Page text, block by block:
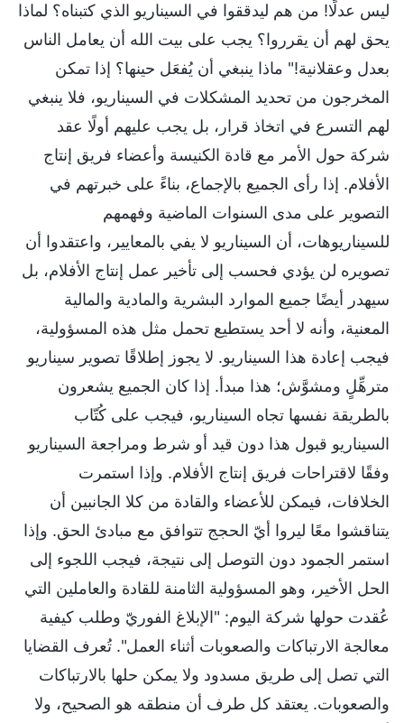
ليس عدلًا! من هم ليدققوا في السيناريو الذي كتبناه؟ لماذا
يحق لهم أن يقرروا؟ يجب على بيت الله أن يعامل الناس
بعدل وعقلانية!" ماذا ينبغي أن يُفعَل حينها؟ إذا تمكن
المخرجون من تحديد المشكلات في السيناريو، فلا ينبغي
لهم التسرع في اتخاذ قرار، بل يجب عليهم أولًا عقد
شركة حول الأمر مع قادة الكنيسة وأعضاء فريق إنتاج
الأفلام. إذا رأى الجميع بالإجماع، بناءً على خبرتهم في
التصوير على مدى السنوات الماضية وفهمهم
للسيناريوهات، أن السيناريو لا يفي بالمعايير، واعتقدوا أن
تصويره لن يؤدي فحسب إلى تأخير عمل إنتاج الأفلام، بل
سيهدر أيضًا جميع الموارد البشرية والمادية والمالية
المعنية، وأنه لا أحد يستطيع تحمل مثل هذه المسؤولية،
فيجب إعادة هذا السيناريو. لا يجوز إطلاقًا تصوير سيناريو
مترهِّلٍ ومشوَّش؛ هذا مبدأ. إذا كان الجميع يشعرون
بالطريقة نفسها تجاه السيناريو، فيجب على كُتّاب
السيناريو قبول هذا دون قيد أو شرط ومراجعة السيناريو
وفقًا لاقتراحات فريق إنتاج الأفلام. وإذا استمرت
الخلافات، فيمكن للأعضاء والقادة من كلا الجانبين أن
يتناقشوا معًا ليروا أيّ الحجج تتوافق مع مبادئ الحق. وإذا
استمر الجمود دون التوصل إلى نتيجة، فيجب اللجوء إلى
الحل الأخير، وهو المسؤولية الثامنة للقادة والعاملين التي
عُقدت حولها شركة اليوم: "الإبلاغ الفوريّ وطلب كيفية
معالجة الارتباكات والصعوبات أثناء العمل". تُعرف القضايا
التي تصل إلى طريق مسدود ولا يمكن حلها بالارتباكات
والصعوبات. يعتقد كل طرف أن منطقه هو الصحيح، ولا